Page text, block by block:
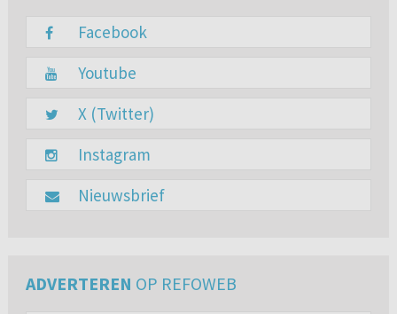
Facebook
Youtube
X (Twitter)
Instagram
Nieuwsbrief
ADVERTEREN OP REFOWEB